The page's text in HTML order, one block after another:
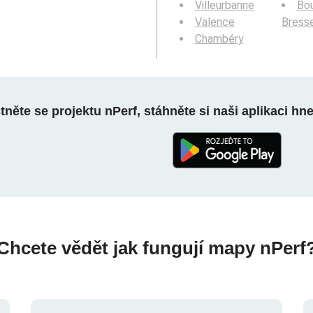
Villeurbanne
Valence
Chambéry
se projektu nPerf, stáhněte si naši aplikaci
vědět jak fungují mapy